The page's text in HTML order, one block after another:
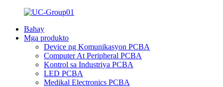
Bahay
Mga produkto
Device ng Komunikasyon PCBA
Computer At Peripheral PCBA
Kontrol sa Industriya PCBA
LED PCBA
Medikal Electronics PCBA